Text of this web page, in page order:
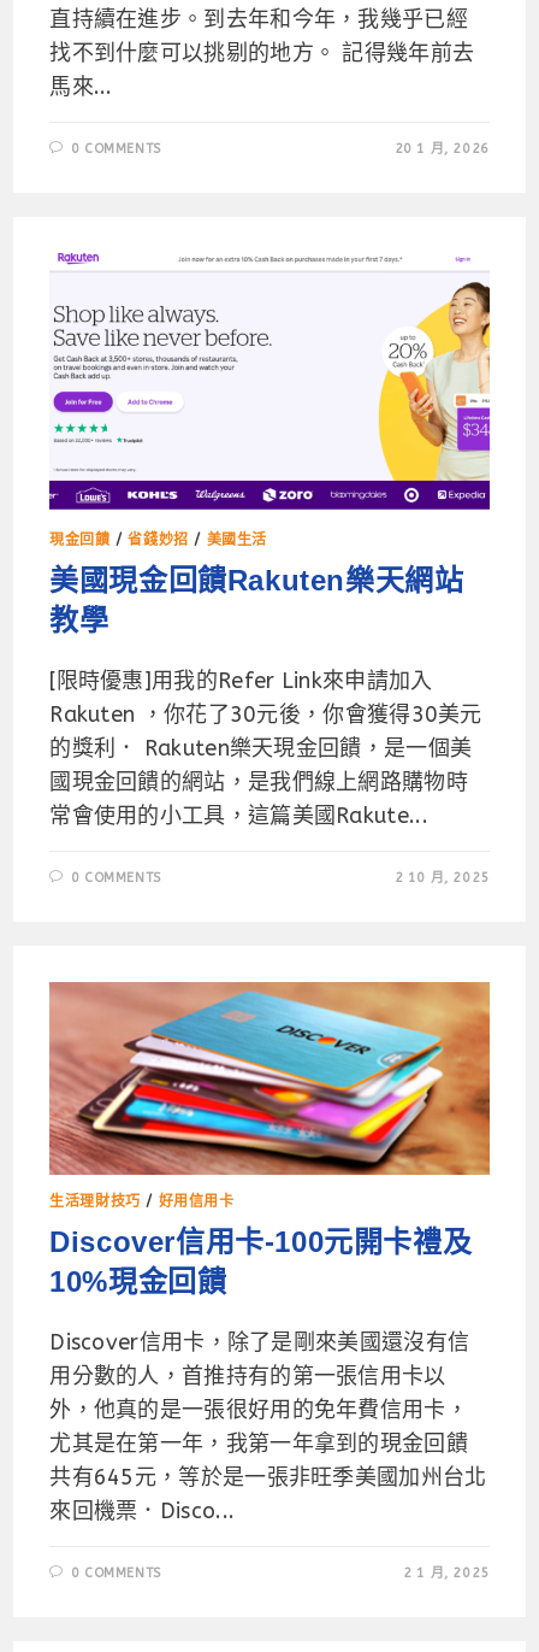
直持續在進步。到去年和今年，我幾乎已經
找不到什麼可以挑剔的地方。 記得幾年前去
馬來...
0 COMMENTS 20 1 月, 2026
現金回饋 /省錢妙招 / 美國生活
美國現金回饋Rakuten樂天網站
教學
[限時優惠]用我的Refer Link來申請加入
Rakuten ，你花了30元後，你會獲得30美元
的獎利． Rakuten樂天現金回饋，是一個美
國現金回饋的網站，是我們線上網路購物時
常會使用的小工具，這篇美國Rakute...
0 COMMENTS 2 10 月, 2025
生活理財技巧 / 好用信用卡
Discover信用卡-100元開卡禮及
10%現金回饋
Discover信用卡，除了是剛來美國還沒有信
用分數的人，首推持有的第一張信用卡以
外，他真的是一張很好用的免年費信用卡，
尤其是在第一年，我第一年拿到的現金回饋
共有645元，等於是一張非旺季美國加州台北
來回機票．Disco...
0 COMMENTS 2 1 月, 2025